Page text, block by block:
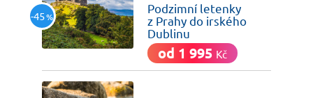
-45%
Podzimní letenky
z Prahy do irského
Dublinu
od 1 995 Kč